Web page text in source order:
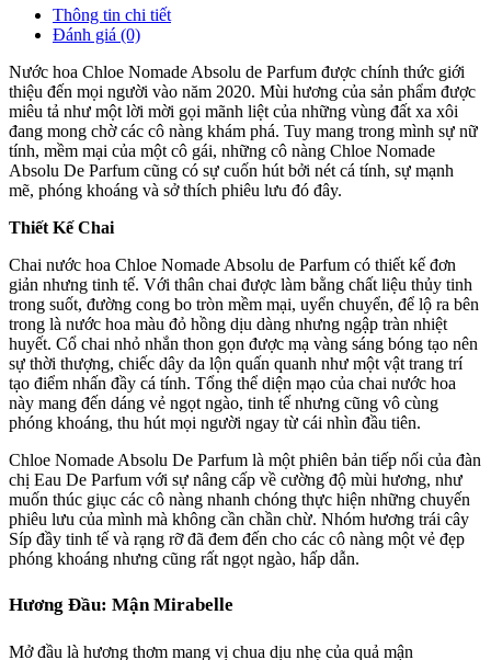
Thông tin chi tiết
Đánh giá (0)
Nước hoa Chloe Nomade Absolu de Parfum được chính thức giới
thiệu đến mọi người vào năm 2020. Mùi hương của sản phẩm được
miêu tả như một lời mời gọi mãnh liệt của những vùng đất xa xôi
đang mong chờ các cô nàng khám phá. Tuy mang trong mình sự nữ
tính, mềm mại của một cô gái, những cô nàng Chloe Nomade
Absolu De Parfum cũng có sự cuốn hút bởi nét cá tính, sự mạnh
mẽ, phóng khoáng và sở thích phiêu lưu đó đây.
Thiết Kế Chai
Chai nước hoa Chloe Nomade Absolu de Parfum có thiết kế đơn
giản nhưng tinh tế. Với thân chai được làm bằng chất liệu thủy tinh
trong suốt, đường cong bo tròn mềm mại, uyển chuyển, để lộ ra bên
trong là nước hoa màu đỏ hồng dịu dàng nhưng ngập tràn nhiệt
huyết. Cổ chai nhỏ nhắn thon gọn được mạ vàng sáng bóng tạo nên
sự thời thượng, chiếc dây da lộn quấn quanh như một vật trang trí
tạo điểm nhấn đầy cá tính. Tổng thể diện mạo của chai nước hoa
này mang đến dáng vẻ ngọt ngào, tinh tế nhưng cũng vô cùng
phóng khoáng, thu hút mọi người ngay từ cái nhìn đầu tiên.
Chloe Nomade Absolu De Parfum là một phiên bản tiếp nối của đàn
chị Eau De Parfum với sự nâng cấp về cường độ mùi hương, như
muốn thúc giục các cô nàng nhanh chóng thực hiện những chuyến
phiêu lưu của mình mà không cần chần chừ. Nhóm hương trái cây
Síp đầy tinh tế và rạng rỡ đã đem đến cho các cô nàng một vẻ đẹp
phóng khoáng nhưng cũng rất ngọt ngào, hấp dẫn.
Hương Đầu: Mận Mirabelle
Mở đầu là hương thơm mang vị chua dịu nhẹ của quả mận